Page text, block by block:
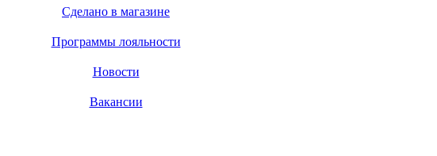
Сделано в магазине
Программы лояльности
Новости
Вакансии